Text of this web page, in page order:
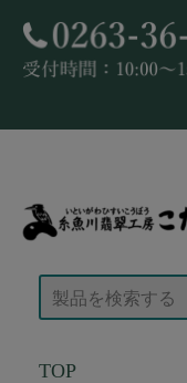
TOP